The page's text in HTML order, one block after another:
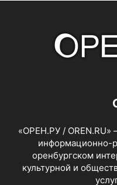
«ОРЕН.РУ /
информационно-
оренбургском
культурной и